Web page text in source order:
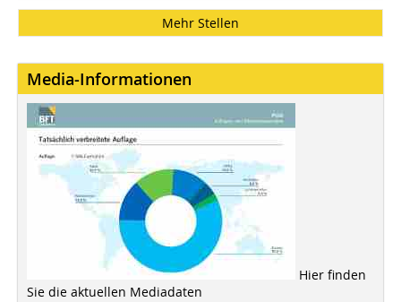
Mehr Stellen
Media-Informationen
Hier finden
Sie die aktuellen Mediadaten